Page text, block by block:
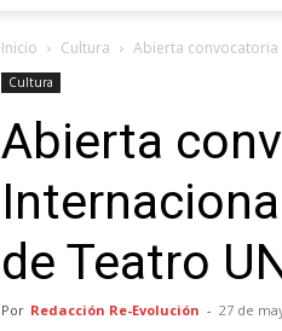
Inicio Cultura Abierta convocatoria
Cultura
Abierta
de Teatro
Por Redacción Re-Evolución - 27 de